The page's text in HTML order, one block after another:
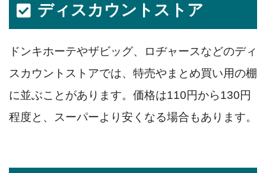
ディスカウントストア
ドンキホーテやザビッグ、ロヂャースなどのディ
スカウントストアでは、特売やまとめ買い用の棚
に並ぶことがあります。価格は110円から130円
程度と、スーパーより安くなる場合もあります。